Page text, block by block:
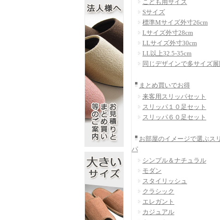
こども用サイズ
Sサイズ
標準Mサイズ外寸26cm
Lサイズ外寸28cm
LLサイズ外寸30cm
LL以上32.5-35cm
同じデザインで多サイズ
まとめ買いでお得
来客用スリッパセット
スリッパ１０足セット
スリッパ６０足セット
お部屋のイメージで選ぶス
パ
シンプル＆ナチュラル
モダン
スタイリッシュ
クラシック
エレガント
カジュアル